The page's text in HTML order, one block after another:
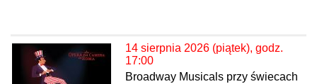
14 sierpnia 2026 (piątek), godz.
17:00
Broadway Musicals przy świecach